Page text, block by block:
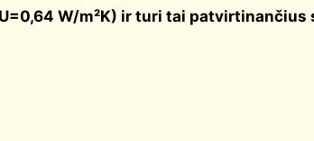
U=0,64 W/m²K) ir turi tai patvirtinančius